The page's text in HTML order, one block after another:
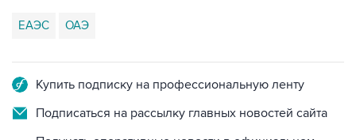
Подписаться на рассылку главных новостей сайта
Получать оперативные новости в официальном